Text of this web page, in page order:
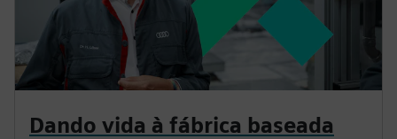
Dando vida à fábrica baseada